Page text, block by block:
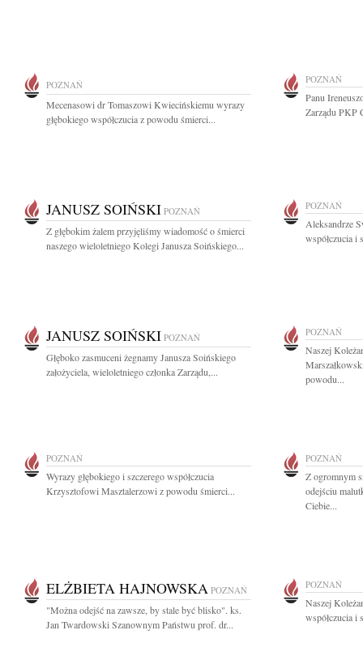
POZNAŃ
Mecenasowi dr Tomaszowi Kwiecińskiemu wyrazy
głębokiego współczucia z powodu śmierci...
POZNAŃ
Panu
Zarządu PKP
JANUSZ SOIŃSKI POZNAŃ
Z głębokim żalem przyjęliśmy wiadomość o śmierci
naszego wieloletniego Kolegi Janusza Soińskiego...
POZNAŃ
Aleksandrze
współczucia i
JANUSZ SOIŃSKI POZNAŃ
Głęboko zasmuceni żegnamy Janusza Soińskiego
założyciela, wieloletniego członka Zarządu,...
POZNAŃ
Naszej
powodu...
POZNAŃ
Wyrazy głębokiego i szczerego współczucia
Krzysztofowi Masztalerzowi z powodu śmierci...
POZNAŃ
Z ogromnym
odejściu
Ciebie...
ELŻBIETA HAJNOWSKA POZNAŃ
"Można odejść na zawsze, by stale być blisko". ks.
Jan Twardowski Szanownym Państwu prof. dr...
POZNAŃ
Naszej
współczucia i